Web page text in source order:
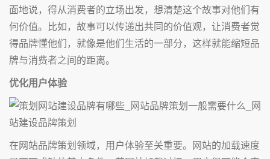
面地说，得从消费者的立场出发，想清楚这个故事对他们有
何价值。比如，故事可以传递出共同的价值观，让消费者觉
得品牌懂他们，就像是他们生活的一部分，这样就能缩短品
牌与消费者之间的距离。
优化用户体验
在网站品牌策划领域，用户体验至关重要。网站的加载速度